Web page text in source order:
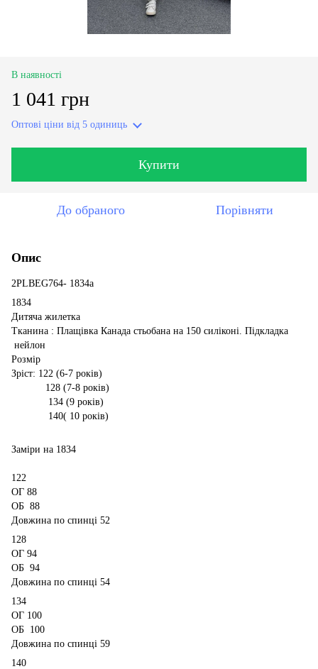
В наявності
1 041 грн
Оптові ціни від 5 одиниць
Купити
До обраного Порівняти
Опис
2PLBEG764- 1834a
1834
Дитяча жилетка
Тканина : Плащівка Канада стьобана на 150 силіконі. Підкладка
нейлон
Розмір
Зріст: 122 (6-7 років)
128 (7-8 років)
134 (9 років)
140( 10 років)
Заміри на 1834
122
ОГ 88
ОБ 88
Довжина по спинці 52
128
ОГ 94
ОБ 94
Довжина по спинці 54
134
ОГ 100
ОБ 100
Довжина по спинці 59
140